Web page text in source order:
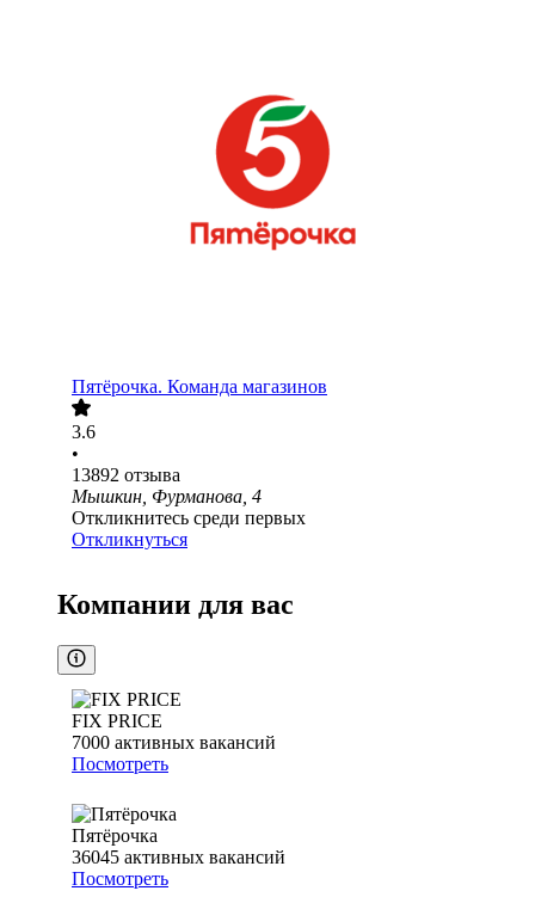
Пятёрочка. Команда магазинов
3.6
•
13892 отзыва
Мышкин, Фурманова, 4
Откликнитесь среди первых
Откликнуться
Компании для вас
FIX PRICE
7000 активных вакансий
Посмотреть
Пятёрочка
36045 активных вакансий
Посмотреть